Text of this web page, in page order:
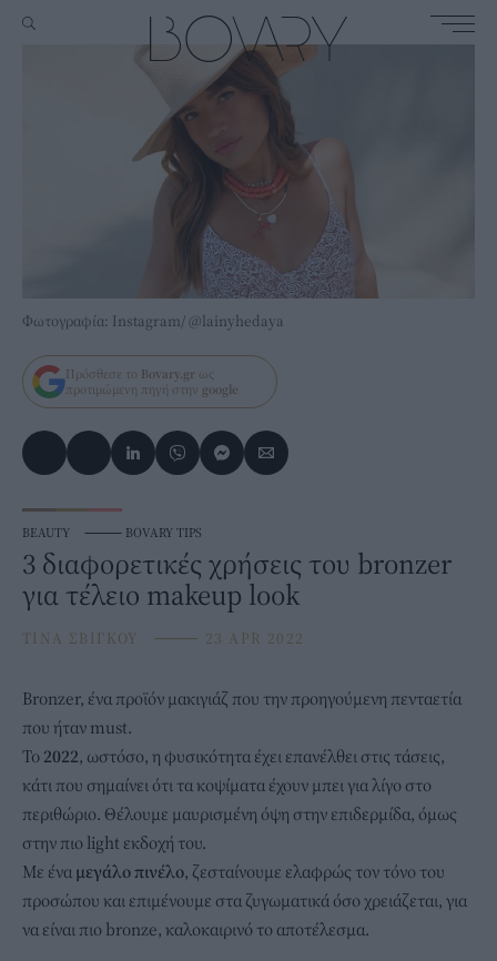
Φωτογραφία: Instagram/ @lainyhedaya
Πρόσθεσε το Bovary.gr ως
προτιμώμενη πηγή στην google
BEAUTY ⸻ BOVARY TIPS
3 διαφορετικές χρήσεις του bronzer
για τέλειο makeup look
ΤΙΝΑ ΣΒΙΓΚΟΥ ⸻ 23 APR 2022
Bronzer, ένα προϊόν μακιγιάζ που την προηγούμενη πενταετία
που ήταν must.
To 2022, ωστόσο, η φυσικότητα έχει επανέλθει στις τάσεις,
κάτι που σημαίνει ότι τα κοψίματα έχουν μπει για λίγο στο
περιθώριο. Θέλουμε μαυρισμένη όψη στην επιδερμίδα, όμως
στην πιο light εκδοχή του.
Με ένα μεγάλο πινέλο, ζεσταίνουμε ελαφρώς τον τόνο του
προσώπου και επιμένουμε στα ζυγωματικά όσο χρειάζεται, για
να είναι πιο bronze, καλοκαιρινό το αποτέλεσμα.